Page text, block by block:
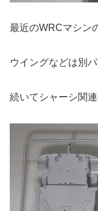
最近のWRCマシン
ウイングなどは別パ
続いてシャーシ関連